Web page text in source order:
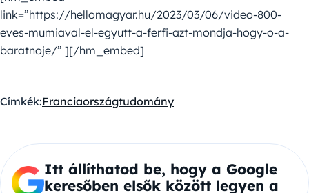
link=”https://hellomagyar.hu/2023/03/06/video-800-
eves-mumiaval-el-egyutt-a-ferfi-azt-mondja-hogy-o-a-
baratnoje/” ][/hm_embed]
Címkék:Franciaországtudomány
Itt állíthatod be, hogy a Google
keresőben elsők között legyen a